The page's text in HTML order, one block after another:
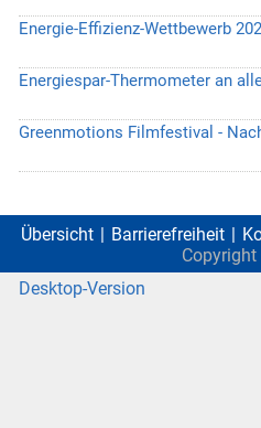
Energie-Effizienz-Wettbewerb
Energiespar-Thermometer an
Greenmotions Filmfestival -
Übersicht Barrierefreiheit
Desktop-Version